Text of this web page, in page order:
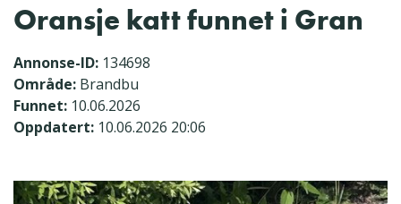
Oransje katt funnet i Gran
Annonse-ID: 134698
Område: Brandbu
Funnet: 10.06.2026
Oppdatert: 10.06.2026 20:06